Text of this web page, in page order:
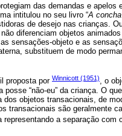
das demandas e
intitulou no seu livro “A
de desejo nas crianças.
diferenciam objetos
sensações-objeto e as
substituem de modo
proposta por Winnicott (1951), o
“não-eu” da criança. O
objetos transacionais, de
transacionais são geralmente
a separação com